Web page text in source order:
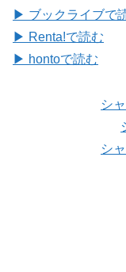
▶ ブックライブで
▶ Renta!で読む
▶ hontoで読む
シ
シ